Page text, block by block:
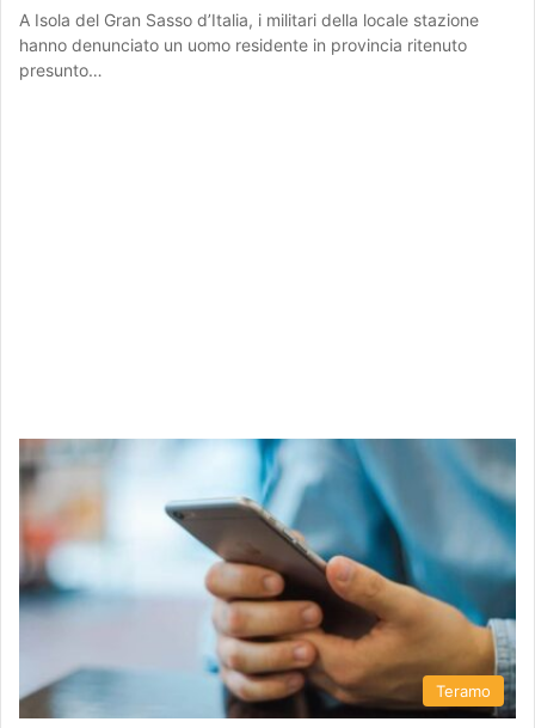
A Isola del Gran Sasso d’Italia, i militari della locale stazione
hanno denunciato un uomo residente in provincia ritenuto
presunto…
Teramo